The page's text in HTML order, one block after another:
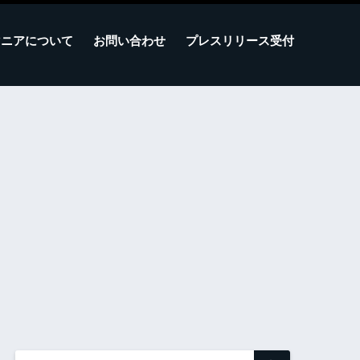
アについて お問い合わせ プレスリリース受付